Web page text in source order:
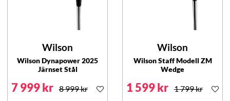
Wilson
Wilson Dynapower 2025
Järnset Stål
7 999 kr 8 999 kr
Wilson
Wilson Staff Modell ZM
Wedge
1 599 kr 1 799 kr